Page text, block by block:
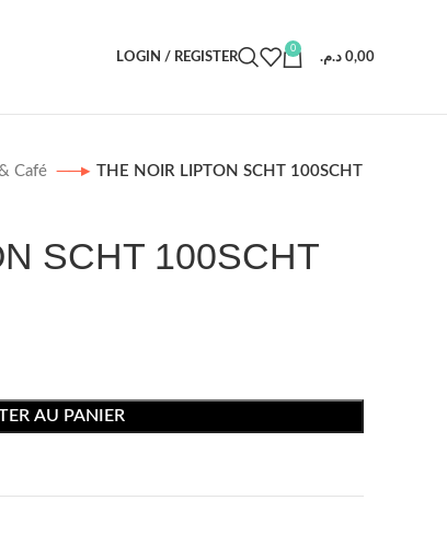
LOGIN / REGISTER
0
0,00 د.م.
& Café THE NOIR LIPTON SCHT 100SCHT
SCHT 100SCHT
AU PANIER